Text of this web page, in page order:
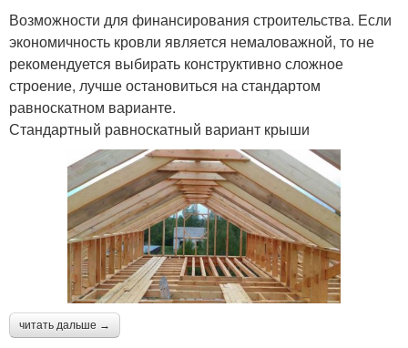
Возможности для финансирования строительства. Если
экономичность кровли является немаловажной, то не
рекомендуется выбирать конструктивно сложное
строение, лучше остановиться на стандартом
равноскатном варианте.
Стандартный равноскатный вариант крыши
читать дальше →